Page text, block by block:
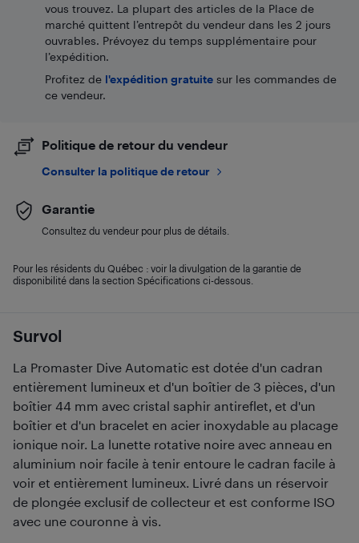
Survol
La Promaster Dive Automatic est dotée d'un cadran
entièrement lumineux et d'un boîtier de 3 pièces, d'un
boîtier 44 mm avec cristal saphir antireflet, et d'un
boîtier et d'un bracelet en acier inoxydable au placage
ionique noir. La lunette rotative noire avec anneau en
aluminium noir facile à tenir entoure le cadran facile à
voir et entièrement lumineux. Livré dans un réservoir
de plongée exclusif de collecteur et est conforme ISO
avec une couronne à vis.
vous trouvez. La plupart des articles de la Place de
marché quittent l’entrepôt du vendeur dans les 2 jours
ouvrables. Prévoyez du temps supplémentaire pour
l’expédition.
Profitez de l'expédition gratuite sur les commandes de
ce vendeur.
Politique de retour du vendeur
Consulter la politique de retour
Garantie
Consultez du vendeur pour plus de détails.
Pour les résidents du Québec : voir la divulgation de la garantie de
disponibilité dans la section Spécifications ci-dessous.